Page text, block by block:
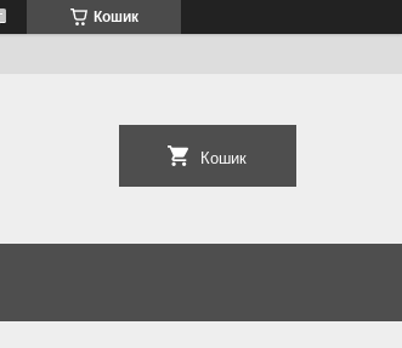
Кошик
Кошик